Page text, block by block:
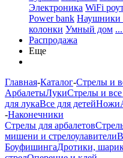
Электроника WiFi
Power bank Наушники
колонки Умный дом
Распродажа
Еще
Главная-Каталог-Стрелы и
АрбалетыЛукиСтрелы и
для лукаВсе для детейНожи
-Наконечники
Стрелы для арбалетов
мишени и стрелоулавители
БоуфишингаДротики,